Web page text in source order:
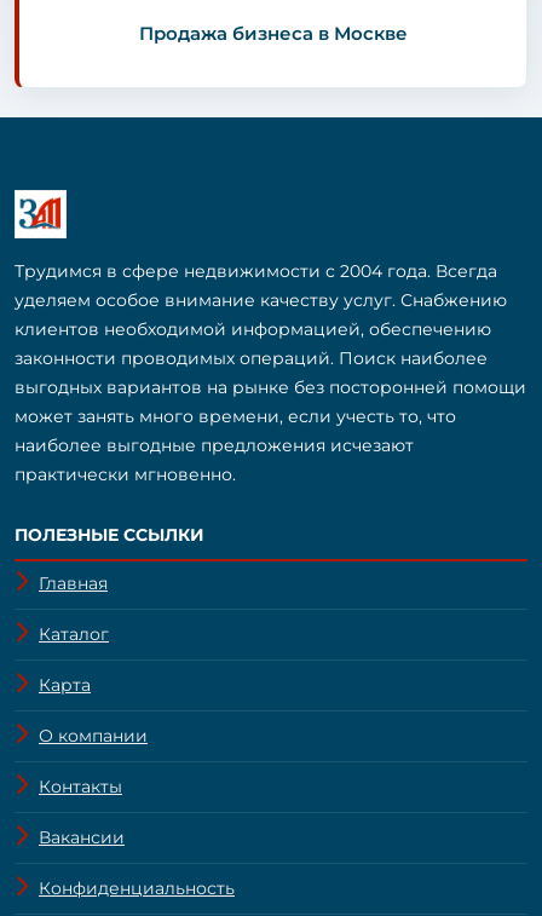
Продажа бизнеса в Москве
Трудимся в сфере недвижимости с 2004 года. Всегда
уделяем особое внимание качеству услуг. Снабжению
клиентов необходимой информацией, обеспечению
законности проводимых операций. Поиск наиболее
выгодных вариантов на рынке без посторонней помощи
может занять много времени, если учесть то, что
наиболее выгодные предложения исчезают
практически мгновенно.
ПОЛЕЗНЫЕ ССЫЛКИ
Главная
Каталог
Карта
О компании
Контакты
Вакансии
Конфиденциальность